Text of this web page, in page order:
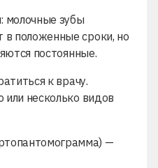
молочные зубы
положенные сроки, но
постоянные.
к врачу.
или несколько видов
—